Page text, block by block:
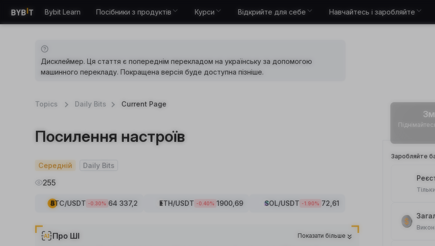
Bybit Learn Посібники з продуктів Курси Відкрийте для себе Навчайтесь і заробляйте
Дисклеймер. Ця стаття є попереднім перекладом на українську за допомогою
машинного перекладу. Покращена версія буде доступна пізніше.
Topics Daily Bits Current Page
Посилення настроїв
Середній Daily Bits
255
BTC/USDT -0.30% 64 337,2 ETH/USDT -0.40% 1900,69 SOL/USDT -1.90% 72,61
Про ШІ Показати більше
Заробляйте